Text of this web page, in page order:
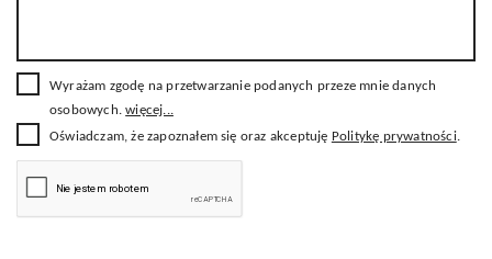
Wyrażam zgodę na przetwarzanie podanych przeze mnie danych
osobowych.więcej...
Oświadczam, że zapoznałem się oraz akceptuję Politykę prywatności.